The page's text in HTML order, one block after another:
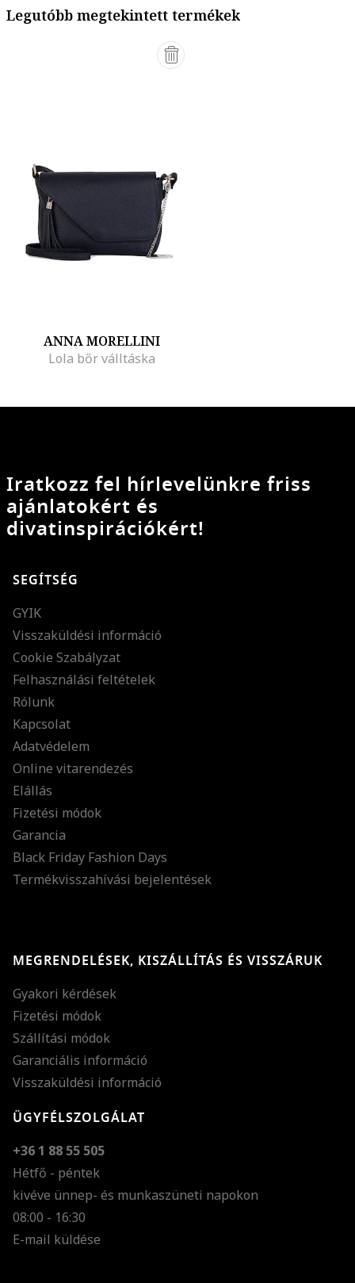
Legutóbb megtekintett termékek
ANNA MORELLINI
Lola bőr válltáska
Iratkozz fel hírlevelünkre friss
ajánlatokért és
divatinspirációkért!
SEGÍTSÉG
GYIK
Visszaküldési információ
Cookie Szabályzat
Felhasználási feltételek
Rólunk
Kapcsolat
Adatvédelem
Online vitarendezés
Elállás
Fizetési módok
Garancia
Black Friday Fashion Days
Termékvisszahívási bejelentések
MEGRENDELÉSEK, KISZÁLLÍTÁS ÉS VISSZÁRUK
Gyakori kérdések
Fizetési módok
Szállítási módok
Garanciális információ
Visszaküldési információ
ÜGYFÉLSZOLGÁLAT
+36 1 88 55 505
Hétfő - péntek
kivéve ünnep- és munkaszüneti napokon
08:00 - 16:30
E-mail küldése